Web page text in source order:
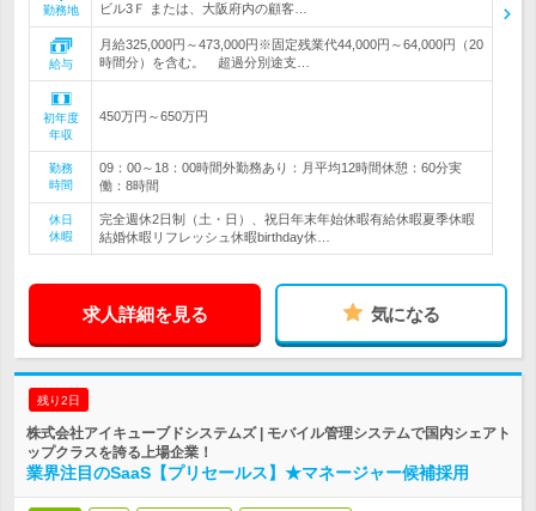
勤務地
ビル3Ｆ または、大阪府内の顧客…
給与
月給325,000円～473,000円※固定残業代44,000円～64,000円（20
時間分）を含む。 超過分別途支…
初年度
年収
450万円～650万円
勤務
時間
09：00～18：00時間外勤務あり：月平均12時間休憩：60分実
働：8時間
休日
休暇
完全週休2日制（土・日）、祝日年末年始休暇有給休暇夏季休暇
結婚休暇リフレッシュ休暇birthday休…
求人詳細を見る 気になる
残り2日
株式会社アイキューブドシステムズ | モバイル管理システムで国内シェアト
ップクラスを誇る上場企業！
業界注目のSaaS【プリセールス】★マネージャー候補採用